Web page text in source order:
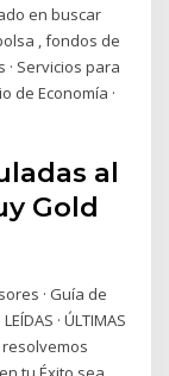
en buscar
, fondos de
· Servicios para
de Economía ·
al
Gold
· Guía de
· ÚLTIMAS